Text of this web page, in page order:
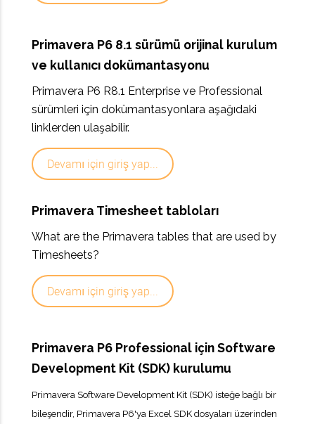
Primavera P6 8.1 sürümü orijinal kurulum
ve kullanıcı dokümantasyonu
Primavera P6 R8.1 Enterprise ve Professional
sürümleri için dokümantasyonlara aşağıdaki
linklerden ulaşabilir.
Devamı için giriş yap...
Primavera Timesheet tabloları
What are the Primavera tables that are used by
Timesheets?
Devamı için giriş yap...
Primavera P6 Professional için Software
Development Kit (SDK) kurulumu
Primavera Software Development Kit (SDK) isteğe bağlı bir
bileşendir, Primavera P6'ya Excel SDK dosyaları üzerinden